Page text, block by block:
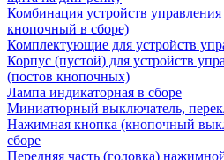
Комбинация устройств управления
кнопочный в сборе)
Комплектующие для устройств
Корпус (пустой) для устройств
(постов кнопочных)
Лампа индикаторная в сборе
Миниатюрный выключатель,
Нажимная кнопка (кнопочный
сборе
Передняя часть (головка)